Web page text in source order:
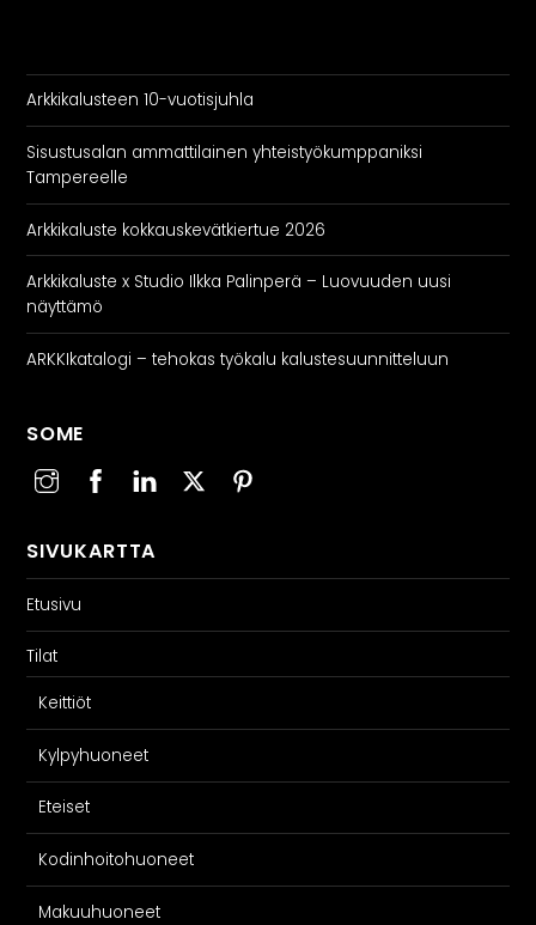
Arkkikalusteen 10-vuotisjuhla
Sisustusalan ammattilainen yhteistyökumppaniksi
Tampereelle
Arkkikaluste kokkauskevätkiertue 2026
Arkkikaluste x Studio Ilkka Palinperä – Luovuuden uusi
näyttämö
ARKKIkatalogi – tehokas työkalu kalustesuunnitteluun
SOME
SIVUKARTTA
Etusivu
Tilat
Keittiöt
Kylpyhuoneet
Eteiset
Kodinhoitohuoneet
Makuuhuoneet